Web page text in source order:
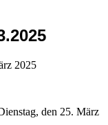
2025
den 25. März